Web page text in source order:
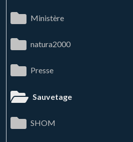
Ministère
natura2000
Presse
Sauvetage
SHOM